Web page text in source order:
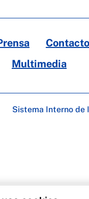
Contacto
Multimedia
Sistema Interno de